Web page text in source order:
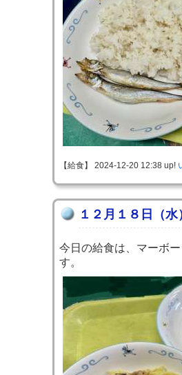
【給食】 2024-12-20 12:38 up!
１２月１８日（水
今日の給食は、マーボ
す。